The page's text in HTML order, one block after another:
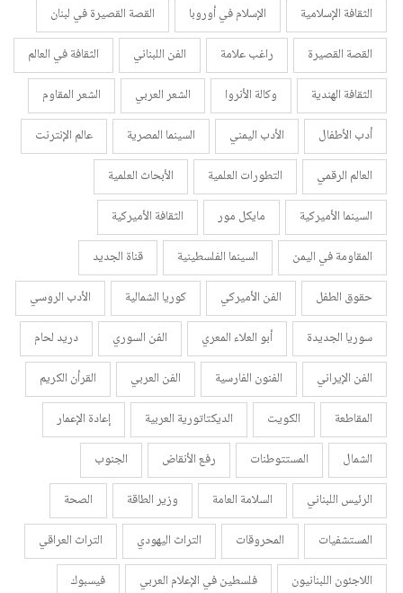
الثقافة الإسلامية
الإسلام في أوروبا
القصة القصيرة في لبنان
القصة القصيرة
راغب علامة الفن اللبناني
الثقافة في العالم
الثقافة الهندية
وكالة الأنروا الشعر العربي
الشعر المقاوم
أدب الأطفال
الأدب اليمني السينما المصرية
عالم الإنترنت
العالم الرقمي
التطورات العلمية
الأبحاث العلمية
السينما الأميركية
مايكل مور
الثقافة الأميركية
المقاومة في اليمن
السينما الفلسطينية
قناة الجديد
حقوق الطفل
الفن الأميركي كوريا الشمالية
الأدب الروسي
سوريا الجديدة
أبو العلاء المعري الفن السوري
دريد لحام
الفن الإيراني
الفنون الفارسية الفن العربي
القرأن الكريم
المقاطعة
الكويت الديكتاتورية العربية
إعادة الإعمار
الشمال
المستتوطنات رفع الأنقاض
الجنوب
الرئيس اللبناني
السلامة العامة وزير الطاقة
الصحة
المستشفيات
المحروقات التراث اليهودي
التراث العراقي
اللاجئون اللبنانيون
فلسطين في الإعلام العربي
فيسبوك